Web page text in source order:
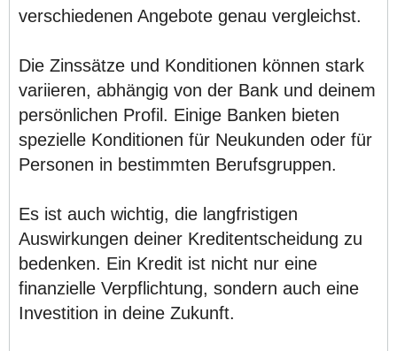
verschiedenen Angebote genau vergleichst.
Die Zinssätze und Konditionen können stark
variieren, abhängig von der Bank und deinem
persönlichen Profil. Einige Banken bieten
spezielle Konditionen für Neukunden oder für
Personen in bestimmten Berufsgruppen.
Es ist auch wichtig, die langfristigen
Auswirkungen deiner Kreditentscheidung zu
bedenken. Ein Kredit ist nicht nur eine
finanzielle Verpflichtung, sondern auch eine
Investition in deine Zukunft.